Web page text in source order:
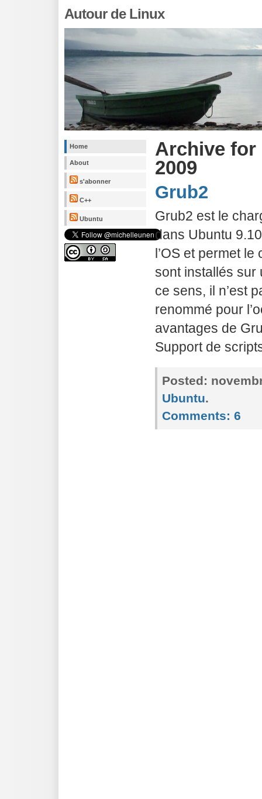
Autour de Linux
Home
About
s'abonner
C++
Ubuntu
Archive for
2009
Grub2
Grub2 est le
dans Ubuntu
l’OS et permet
sont installés sur
ce sens, il n’est
renommé pour
avantages de
Support de
Posted:
Ubuntu.
Comments: 6